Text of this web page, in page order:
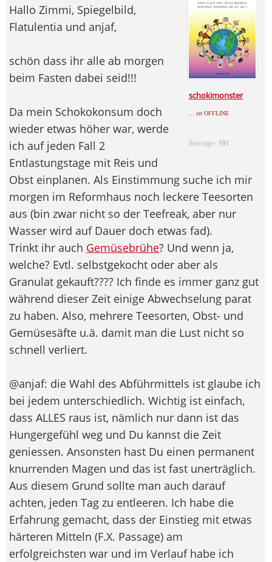
schokimonster
... ist OFFLINE
Beiträge: 191
Hallo Zimmi, Spiegelbild,
Flatulentia und anjaf,
schön dass ihr alle ab morgen
beim Fasten dabei seid!!!
Da mein Schokokonsum doch
wieder etwas höher war, werde
ich auf jeden Fall 2
Entlastungstage mit Reis und
Obst einplanen. Als Einstimmung suche ich mir
morgen im Reformhaus noch leckere Teesorten
aus (bin zwar nicht so der Teefreak, aber nur
Wasser wird auf Dauer doch etwas fad).
Trinkt ihr auch Gemüsebrühe? Und wenn ja,
welche? Evtl. selbstgekocht oder aber als
Granulat gekauft???? Ich finde es immer ganz gut
während dieser Zeit einige Abwechselung parat
zu haben. Also, mehrere Teesorten, Obst- und
Gemüsesäfte u.ä. damit man die Lust nicht so
schnell verliert.
@anjaf: die Wahl des Abführmittels ist glaube ich
bei jedem unterschiedlich. Wichtig ist einfach,
dass ALLES raus ist, nämlich nur dann ist das
Hungergefühl weg und Du kannst die Zeit
geniessen. Ansonsten hast Du einen permanent
knurrenden Magen und das ist fast unerträglich.
Aus diesem Grund sollte man auch darauf
achten, jeden Tag zu entleeren. Ich habe die
Erfahrung gemacht, dass der Einstieg mit etwas
härteren Mitteln (F.X. Passage) am
erfolgreichsten war und im Verlauf habe ich